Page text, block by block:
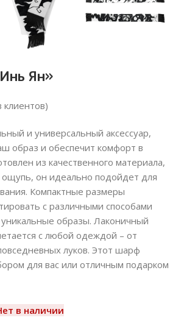
Ян»
клиентов)
и универсальный аксессуар,
образ и обеспечит комфорт в
из качественного материала,
ощупь, он идеально подойдет для
Компактные размеры
с различными способами
уникальные образы. Лаконичный
с любой одеждой – от
луков. Этот шарф
для вас или отличным подарком
в наличии